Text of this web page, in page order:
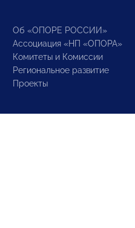
Об «ОПОРЕ РОССИИ»
Ассоциация «НП «ОПОРА»
Комитеты и Комиссии
Региональное развитие
Проекты